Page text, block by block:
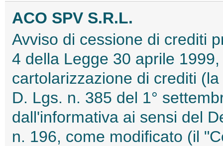
ACO SPV S.R.L.
Avviso di cessione di crediti
4 della Legge 30 aprile
cartolarizzazione di crediti
D. Lgs. n. 385 del 1°
dall'informativa ai sensi del
n. 196, come modificato (il